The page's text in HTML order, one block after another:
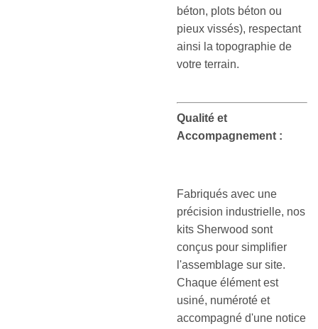
béton, plots béton ou
pieux vissés), respectant
ainsi la topographie de
votre terrain.
Qualité et
Accompagnement :
Fabriqués avec une
précision industrielle, nos
kits Sherwood sont
conçus pour simplifier
l'assemblage sur site.
Chaque élément est
usiné, numéroté et
accompagné d'une notice